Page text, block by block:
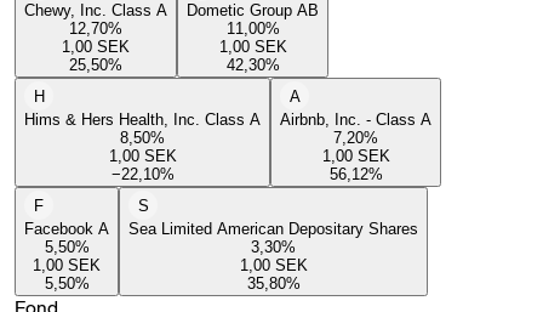
Chewy, Inc. Class A
12,70%
1,00 SEK
25,50%
Dometic Group AB
11,00%
1,00 SEK
42,30%
H
Hims & Hers Health, Inc. Class A
8,50%
1,00 SEK
−22,10%
A
Airbnb, Inc. - Class A
7,20%
1,00 SEK
56,12%
F
Facebook A
5,50%
1,00 SEK
5,50%
S
Sea Limited American Depositary Shares
3,30%
1,00 SEK
35,80%